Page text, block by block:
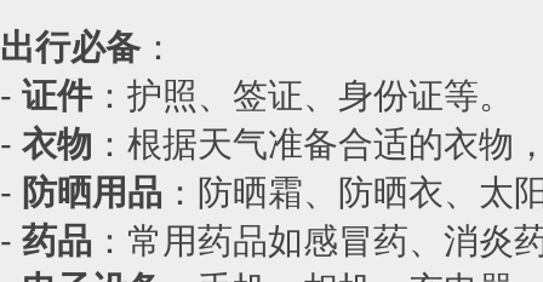
出行必备：
- 证件：护照、签证、身份证等。
- 衣物 ：根据天气准备合适的衣物
- 防晒用品 ：防晒霜、防晒衣、太
- 药品 ：常用药品如感冒药、消炎